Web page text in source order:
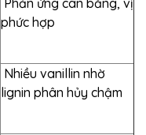
Phản ứng cân bằng, vị
phức hợp
Nhiều vanillin nhờ
lignin phân hủy chậm